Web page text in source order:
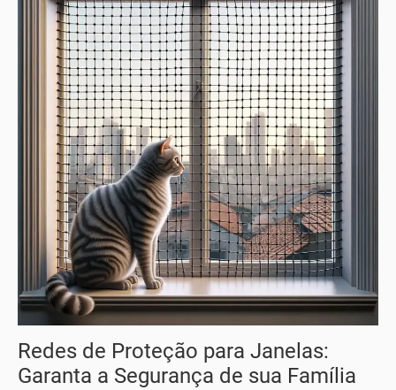
Redes de Proteção para Janelas:
Garanta a Segurança de sua Família